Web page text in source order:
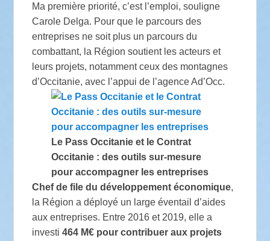
Ma première priorité, c’est l’emploi, souligne
Carole Delga. Pour que le parcours des
entreprises ne soit plus un parcours du
combattant, la Région soutient les acteurs et
leurs projets, notamment ceux des montagnes
d’Occitanie, avec l’appui de l’agence Ad’Occ.
Le Pass Occitanie et le Contrat
Occitanie : des outils sur-mesure
pour accompagner les entreprises
Chef de file du développement économique,
la Région a déployé un large éventail d’aides
aux entreprises. Entre 2016 et 2019, elle a
investi464 M€ pour contribuer aux projets